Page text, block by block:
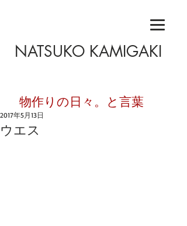
NATSUKO KAMIGAKI
​物作りの日々。と言葉
ウエス
2017年5月13日